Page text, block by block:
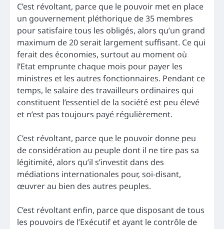
C’est révoltant, parce que le pouvoir met en place
un gouvernement pléthorique de 35 membres
pour satisfaire tous les obligés, alors qu’un grand
maximum de 20 serait largement suffisant. Ce qui
ferait des économies, surtout au moment où
l’Etat emprunte chaque mois pour payer les
ministres et les autres fonctionnaires. Pendant ce
temps, le salaire des travailleurs ordinaires qui
constituent l’essentiel de la société est peu élevé
et n’est pas toujours payé régulièrement.
C’est révoltant, parce que le pouvoir donne peu
de considération au peuple dont il ne tire pas sa
légitimité, alors qu’il s’investit dans des
médiations internationales pour, soi-disant,
œuvrer au bien des autres peuples.
C’est révoltant enfin, parce que disposant de tous
les pouvoirs de l’Exécutif et ayant le contrôle de